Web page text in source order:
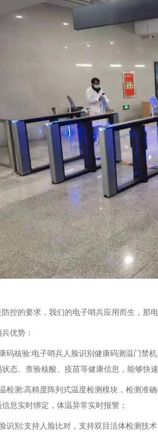
控的要求，我们的电子哨兵应用而生，那
优势：
码核验:电子哨兵人脸识别健康码测温门禁
态、查验核酸、疫苗等健康信息，能够快
检测:高精度阵列式温度检测模块，检测准
息实时绑定，体温异常实时报警；
识别:支持人脸比对，支持双目活体检测技